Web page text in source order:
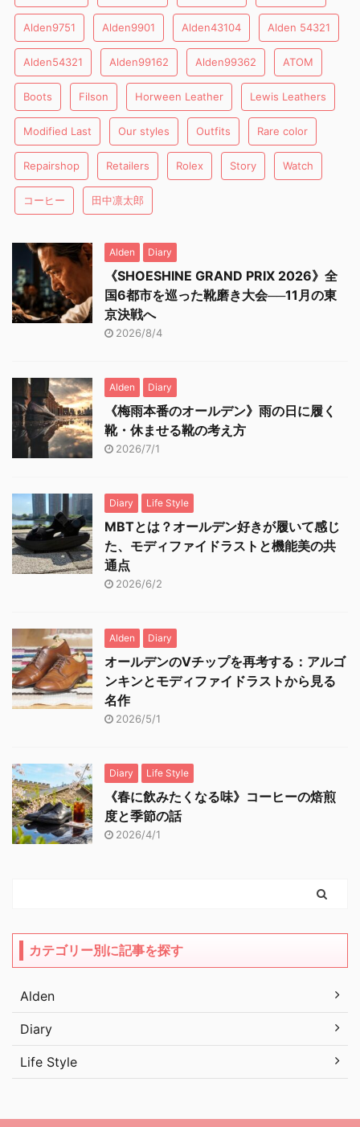
Alden9751 Alden9901 Alden43104 Alden 54321
Alden54321 Alden99162 Alden99362 ATOM
Boots Filson Horween Leather Lewis Leathers
Modified Last Our styles Outfits Rare color
Repairshop Retailers Rolex Story Watch
コーヒー 田中凛太郎
Alden Diary
《SHOESHINE GRAND PRIX 2026》全
国6都市を巡った靴磨き大会──11月の東
京決戦へ
2026/8/4
Alden Diary
《梅雨本番のオールデン》雨の日に履く
靴・休ませる靴の考え方
2026/7/1
Diary Life Style
MBTとは？オールデン好きが履いて感じ
た、モディファイドラストと機能美の共
通点
2026/6/2
Alden Diary
オールデンのVチップを再考する：アルゴ
ンキンとモディファイドラストから見る
名作
2026/5/1
Diary Life Style
《春に飲みたくなる味》コーヒーの焙煎
度と季節の話
2026/4/1
カテゴリー別に記事を探す
Alden
Diary
Life Style